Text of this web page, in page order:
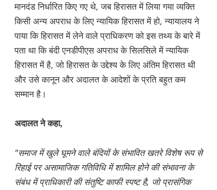
मानदंड निर्धारित किए गए थे, जब हिरासत में लिया गया व्यक्ति
किसी अन्य अपराध के लिए न्यायिक हिरासत में हो, न्यायालय ने
पाया कि हिरासत में लेने वाले प्राधिकरण को इस तथ्य के बारे में
पता था कि बंदी एनडीपीएस अपराध के सिलसिले में न्यायिक
हिरासत में है, जो हिरासत के उद्देश्य के लिए अंतिम हिरासत थी
और उसे कानून और अदालत के आदेशों के प्रति बहुत कम
सम्मान है।
अदालत ने कहा,
"समाज में खुले घूमने वाले बंदियों के संभावित खतरे विशेष रूप से
रिहाई पर असामाजिक गतिविधि में शामिल होने की संभावना के
संबंध में प्राधिकारी की संतुष्टि काफी स्पष्ट है, जो प्रासंगिक